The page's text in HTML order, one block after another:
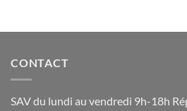
CONTACT
SAV du lundi au vendredi 9h-18h